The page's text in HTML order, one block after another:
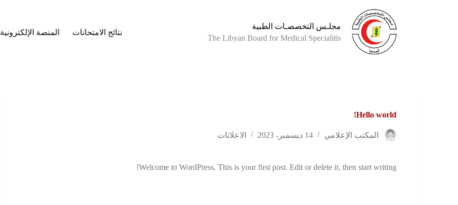
مجلـس التخصصـات الطبية
The Libyan Board for Medical Specialitis
نتائج الامتحانات المنصة الإلكترونية
Hello world!
المكتب الإعلامي 14 ديسمبر، 2023 الاعلانات
Welcome to WordPress. This is your first post. Edit or delete it, then start writing!